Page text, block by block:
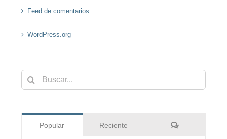
Feed de comentarios
WordPress.org
Buscar:
Popular Reciente Comentarios